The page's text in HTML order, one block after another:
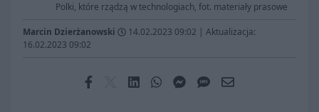
Polki, które rządzą w technologiach, fot. materiały prasowe
Marcin Dzierżanowski 14.02.2023 09:02 | Aktualizacja:
16.02.2023 09:02